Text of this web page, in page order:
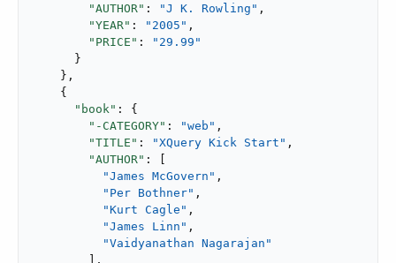
"AUTHOR" : "J K. Rowling" ,
"YEAR" : "2005" ,
"PRICE" :
"29.99"
      }
    },
    {
"book" : {
"-CATEGORY" : "web" ,
"TITLE" : "XQuery Kick Start" ,
"AUTHOR" : [
"James McGovern" ,
"Per Bothner" ,
"Kurt Cagle" ,
"James Linn" ,
"Vaidyanathan Nagarajan"
        ],